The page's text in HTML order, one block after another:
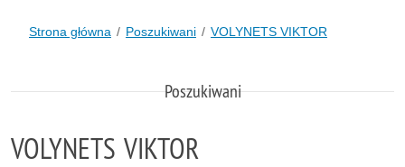
Strona główna Poszukiwani VOLYNETS VIKTOR
Poszukiwani
VOLYNETS VIKTOR